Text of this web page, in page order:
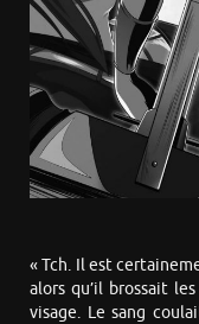
« Tch. Il est
alors qu’il brossait
visage. Le sang